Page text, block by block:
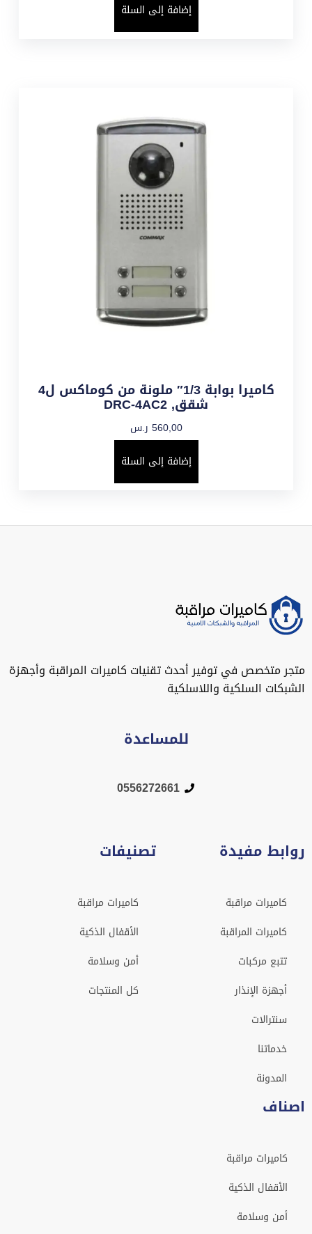
إضافة إلى السلة
كاميرا بوابة 1/3″ ملونة من كوماكس ل4
شقق, DRC-4AC2
560,00 ر.س
إضافة إلى السلة
متجر متخصص في توفير أحدث تقنيات كاميرات المراقبة وأجهزة
الشبكات السلكية واللاسلكية
للمساعدة
0556272661
روابط مفيدة
كاميرات مراقبة
كاميرات المراقبة
تتبع مركبات
أجهزة الإنذار
سنترالات
خدماتنا
المدونة
تصنيفات
كاميرات مراقبة
الأقفال الذكية
أمن وسلامة
كل المنتجات
اصناف
كاميرات مراقبة
الأقفال الذكية
أمن وسلامة